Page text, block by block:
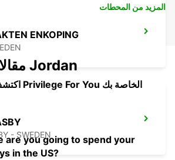
ENKOPING
- SWEDEN
المزيد من المحطات
مقالات مدونتنا في Jordan
اكتشف مزايا Privilege For You الخاصة بك
are you going to spend your
in the US?